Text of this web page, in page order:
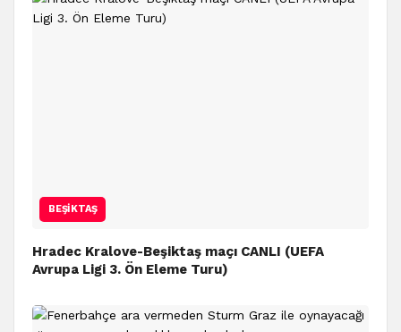
BEŞIKTAŞ
Hradec Kralove-Beşiktaş maçı CANLI (UEFA
Avrupa Ligi 3. Ön Eleme Turu)